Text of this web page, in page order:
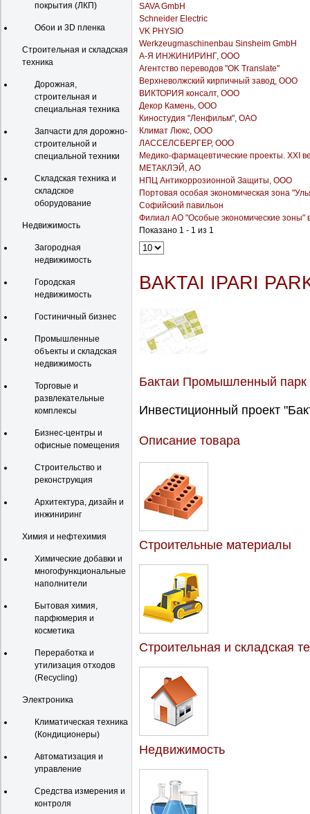
покрытия (ЛКП)
Обои и 3D пленка
Строительная и складская
техника
Дорожная,
строительная и
специальная техника
Запчасти для дорожно-
строительной и
специальной техники
Складская техника и
складское
оборудование
Недвижимость
Загородная
недвижимость
Городская
недвижимость
Гостиничный бизнес
Промышленные
объекты и складская
недвижимость
Торговые и
развлекательные
комплексы
Бизнес-центры и
офисные помещения
Строительство и
реконструкция
Архитектура, дизайн и
инжиниринг
Химия и нефтехимия
Химические добавки и
многофункциональные
наполнители
Бытовая химия,
парфюмерия и
косметика
Переработка и
утилизация отходов
(Recycling)
Электроника
Климатическая техника
(Кондиционеры)
Автоматизация и
управление
Средства измерения и
контроля
SAVA GmbH
Schneider Electric
VK PHYSIO
Werkzeugmaschinenbau Sinsheim GmbH
А-Я ИНЖИНИРИНГ, ООО
Агентство переводов "OK Translate"
Верхневолжский кирпичный завод, ООО
ВИКТОРИЯ консалт, ООО
Декор Камень, ООО
Киностудия "Ленфильм", ОАО
Климат Люкс, ООО
ЛАССЕЛСБЕРГЕР, ООО
Медико-фармацевтические проекты. XXI
МЕТАКЛЭЙ, АО
НПЦ Антикоррозионной Защиты, ООО
Портовая особая экономическая зона
Софийский павильон
Филиал АО "Особые экономические зоны"
Показано 1 - 1 из 1
BAKTAI IPARI
Бактаи Промышленный парк
Инвестиционный проект
Описание товара
Строительные материалы
Строительная и складская
Недвижимость